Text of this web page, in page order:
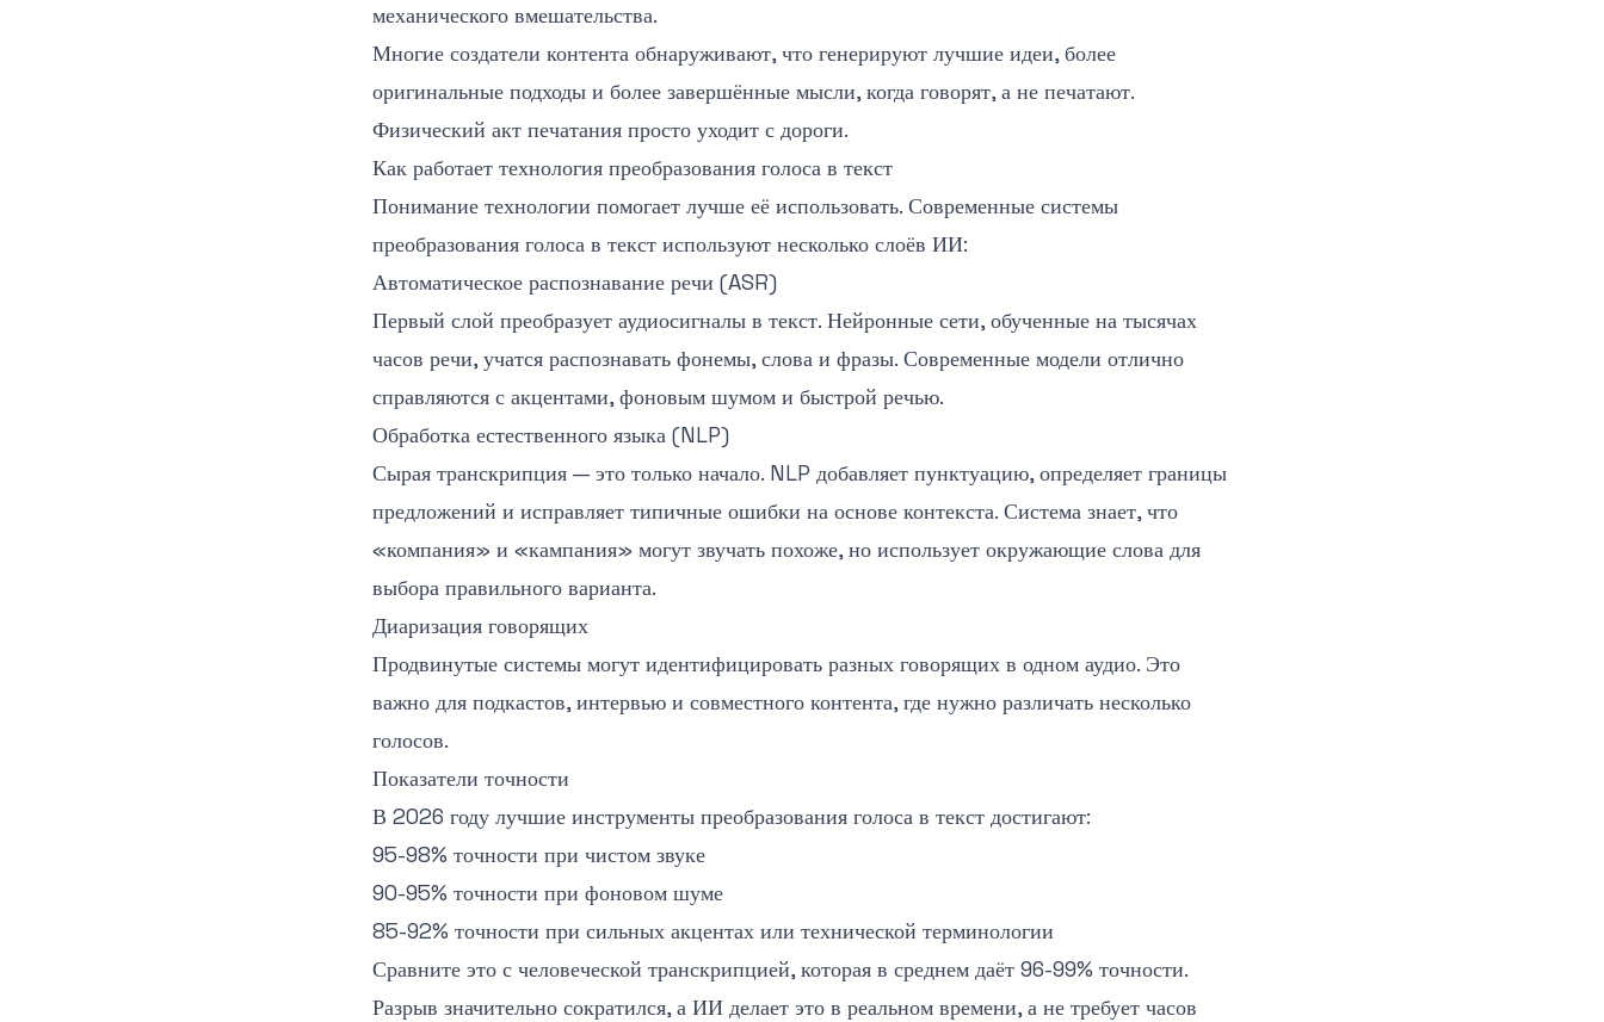
механического вмешательства.
Многие создатели контента обнаруживают, что генерируют лучшие идеи, более
оригинальные подходы и более завершённые мысли, когда говорят, а не печатают.
Физический акт печатания просто уходит с дороги.
Как работает технология преобразования голоса в текст
Понимание технологии помогает лучше её использовать. Современные системы
преобразования голоса в текст используют несколько слоёв ИИ:
Автоматическое распознавание речи (ASR)
Первый слой преобразует аудиосигналы в текст. Нейронные сети, обученные на тысячах
часов речи, учатся распознавать фонемы, слова и фразы. Современные модели отлично
справляются с акцентами, фоновым шумом и быстрой речью.
Обработка естественного языка (NLP)
Сырая транскрипция — это только начало. NLP добавляет пунктуацию, определяет границы
предложений и исправляет типичные ошибки на основе контекста. Система знает, что
«компания» и «кампания» могут звучать похоже, но использует окружающие слова для
выбора правильного варианта.
Диаризация говорящих
Продвинутые системы могут идентифицировать разных говорящих в одном аудио. Это
важно для подкастов, интервью и совместного контента, где нужно различать несколько
голосов.
Показатели точности
В 2026 году лучшие инструменты преобразования голоса в текст достигают:
95-98% точности при чистом звуке
90-95% точности при фоновом шуме
85-92% точности при сильных акцентах или технической терминологии
Сравните это с человеческой транскрипцией, которая в среднем даёт 96-99% точности.
Разрыв значительно сократился, а ИИ делает это в реальном времени, а не требует часов